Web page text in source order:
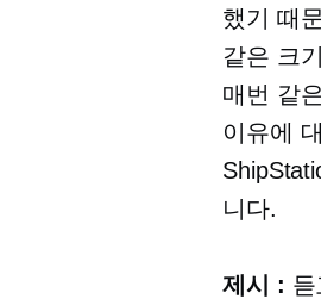
했기 때
같은 크
매번 같
이유에
니다.
제시 :